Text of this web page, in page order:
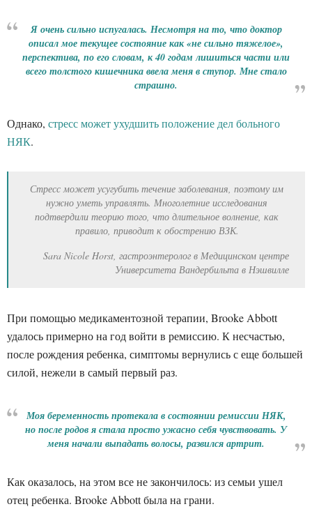
Я очень сильно испугалась. Несмотря на то, что доктор
описал мое текущее состояние как «не сильно тяжелое»,
перспектива, по его словам, к 40 годам лишиться части или
всего толстого кишечника ввела меня в ступор. Мне стало
страшно.
Однако, стресс может ухудшить положение дел больного
НЯК.
Стресс может усугубить течение заболевания, поэтому им
нужно уметь управлять. Многолетние исследования
подтвердили теорию того, что длительное волнение, как
правило, приводит к обострению ВЗК.
Sara Nicole Horst, гастроэнтеролог в Медицинском центре
Университета Вандербильта в Нэшвилле
При помощью медикаментозной терапии, Brooke Abbott
удалось примерно на год войти в ремиссию. К несчастью,
после рождения ребенка, симптомы вернулись с еще большей
силой, нежели в самый первый раз.
Моя беременностьпротекала в состоянии ремиссии НЯК,
но после родов я стала просто ужасно себя чувствовать. У
меня начали выпадать волосы, развился артрит.
Как оказалось, на этом все не закончилось: из семьи ушел
отец ребенка. Brooke Abbott была на грани.